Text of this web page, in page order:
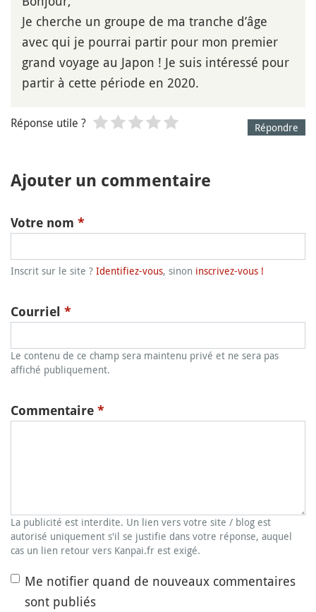
Je cherche un groupe de ma tranche d’âge
avec qui je pourrai partir pour mon premier
grand voyage au Japon ! Je suis intéressé pour
partir à cette période en 2020.
Répondre
Réponse utile ?
Ajouter un commentaire
Votre nom *
Inscrit sur le site ? Identifiez-vous, sinon inscrivez-vous !
Courriel *
Le contenu de ce champ sera maintenu privé et ne sera pas
affiché publiquement.
Commentaire *
La publicité est interdite. Un lien vers votre site / blog est
autorisé uniquement s'il se justifie dans votre réponse, auquel
cas un lien retour vers Kanpai.fr est exigé.
Me notifier quand de nouveaux commentaires
sont publiés